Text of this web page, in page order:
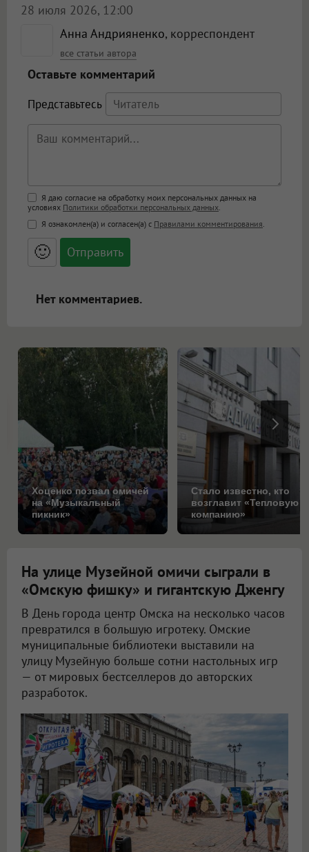
Анна Андрияненко, корреспондент
все статьи автора
28 июля 2026, 12:00
Оставьте комментарий
Представьтесь
Поддержка HTML
<b>, <strong>, <u>, <i>, <em>, <s>, <big>,
<small>, <sup>, <sub>, <pre>, <ul>, <ol>, <li>,
<blockquote>, <code> экранирует HTML,
адреса URL автоматически становятся
ссылками, и [img]адрес[/img] будет
Я даю согласие на обработку моих персональных данных на
условиях Политики обработки персональных данных.
Я ознакомлен(а) и согласен(а) с Правилами комментирования.
🙂
Нет комментариев.
Хоценко позвал омичей
на «Музыкальный
пикник»
Стало известно, кто
возглавит «Тепловую
компанию»
На улице Музейной омичи сыграли в
«Омскую фишку» и гигантскую Дженгу
В День города центр Омска на несколько часов
превратился в большую игротеку. Омские
муниципальные библиотеки выставили на
улицу Музейную больше сотни настольных игр
— от мировых бестселлеров до авторских
разработок.